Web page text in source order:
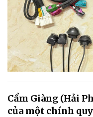
Cẩm Giàng (Hải
của một chính